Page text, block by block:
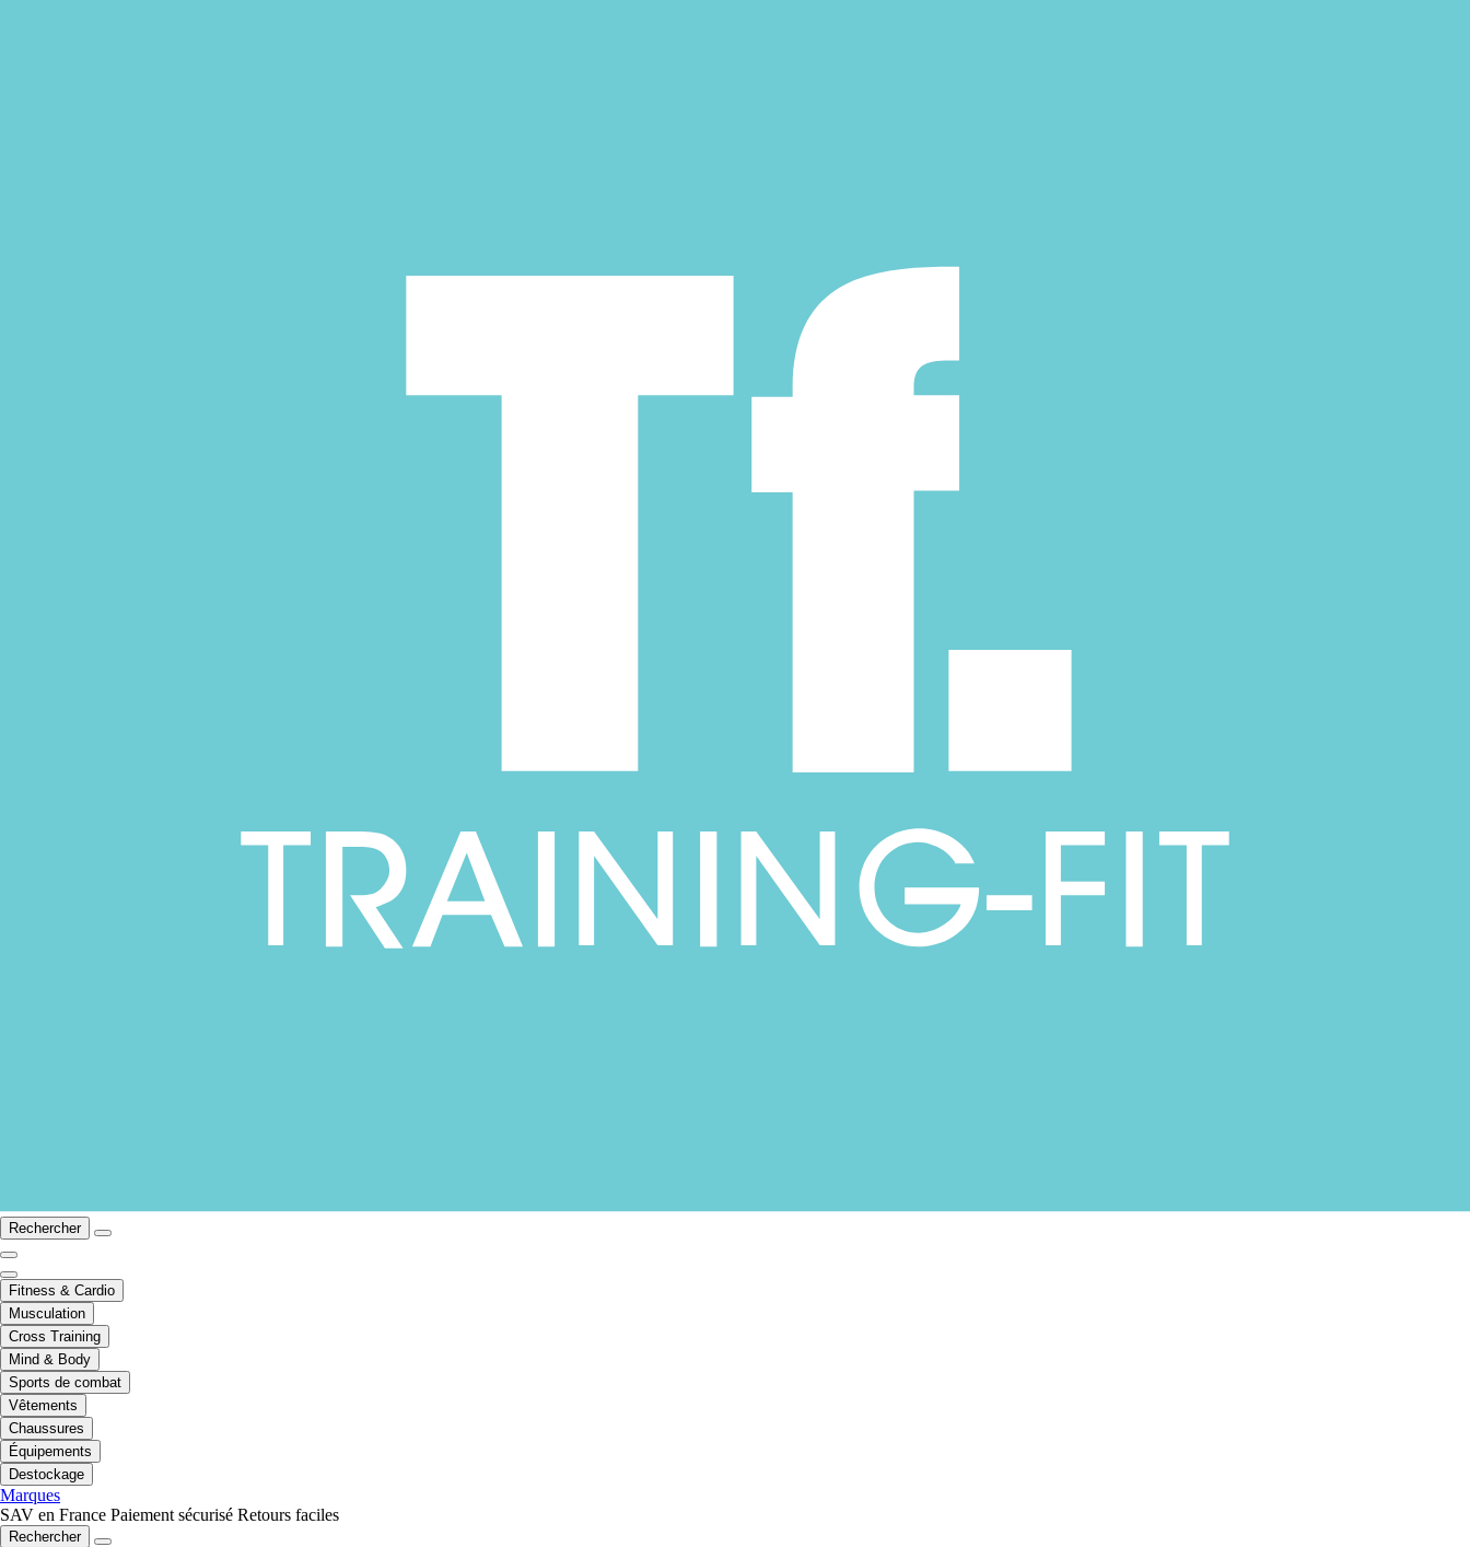
Rechercher
Fitness & Cardio
Musculation
Cross Training
Mind & Body
Sports de combat
Vêtements
Chaussures
Équipements
Destockage
Marques
SAV en France Paiement sécurisé Retours faciles
Rechercher